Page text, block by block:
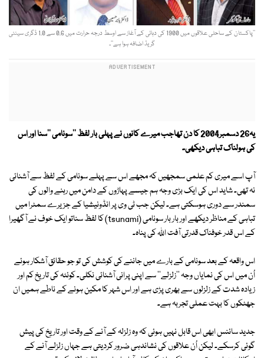
’’پاکستان کے ساحلی علاقوں میں 1900 کی دہائی کے آغاز سے اوسط درجہ حرارت میں 0.6 سے 1.0 ڈگری سینٹی
گریڈ اضافہ ہوا ہے‘‘۔
یہ26 دسمبر2004 کا دن تھاجب میرے کانوں نے پہلی بار لفظ ''سونامی ''سنا اور اس
کی ہولناک تباہی دیکھی۔
آپ اسے میری کم علمی سمجھیں کہ مجھے اس سے پہلے سونامی کے لفظ سے آشنائی
نہ تھی۔ شاید اس کی ایک بڑی وجہ ہم جیسے پہاڑوں کے دامن میں رہنے والوں کی
سمندر سے دوری ہوسکتی ہے۔ لیکن جب ٹی وی پر انڈونیشیا کے جزیرے سمٹرا میں
تباہی کے مناظر دیکھے اور بار بار سونامی (tsunami) کا لفظ سناتو ایک خوف نے آگھیرا
کے اس قدر خوفناک قدرتی آفت اللہ کی پناہ۔
اس واقعہ کے بعد سونامی کے بارے میں جاننے کی کوشش کی تو جو حقائق آشکار ہوئے
اُن میں اس کی نمایاں وجہ ''زلزلے'' سے اپنی پرانی آشنائی نکلی۔ کوئٹہ کی تاریخ کم اور
زیادہ شدت کے زلزلوں سے بھری پڑی ہے اور اس شہر کا مکین ہونے کے ناطے ہمیں ان
جھٹکوں کا بہت عملی تجربہ ہے۔
جدید سائنس ابھی اس قابل نہیں ہوئی کہ وہ زلزلہ کے آنے کے وقت اور تاریخ کی پیش
گوئی کرسکے۔ لیکن اُن علاقوں کی نشاندہی ضرور کردیتی ہے جہاں زلزلے آنے کے